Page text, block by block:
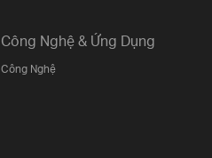
Công Nghệ & Ứng Dụng
Công Nghệ